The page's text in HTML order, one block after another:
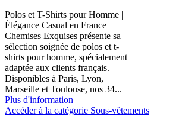
Polos et T-Shirts pour Homme |
Élégance Casual en France
Chemises Exquises présente sa
sélection soignée de polos et t-
shirts pour homme, spécialement
adaptée aux clients français.
Disponibles à Paris, Lyon,
Marseille et Toulouse, nos 34...
Plus d'information
Accéder à la catégorie Sous-vêtements